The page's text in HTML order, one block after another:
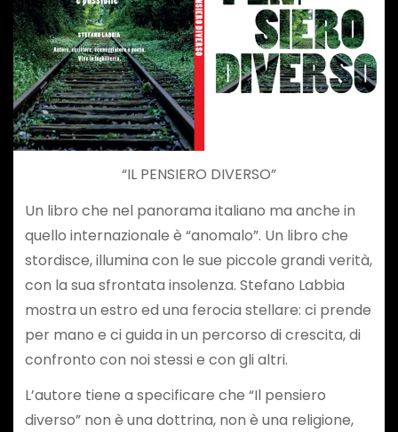
“IL PENSIERO DIVERSO”
Un libro che nel panorama italiano ma anche in
quello internazionale è “anomalo”. Un libro che
stordisce, illumina con le sue piccole grandi verità,
con la sua sfrontata insolenza. Stefano Labbia
mostra un estro ed una ferocia stellare: ci prende
per mano e ci guida in un percorso di crescita, di
confronto con noi stessi e con gli altri.
L’autore tiene a specificare che “Il pensiero
diverso” non è una dottrina, non è una religione,